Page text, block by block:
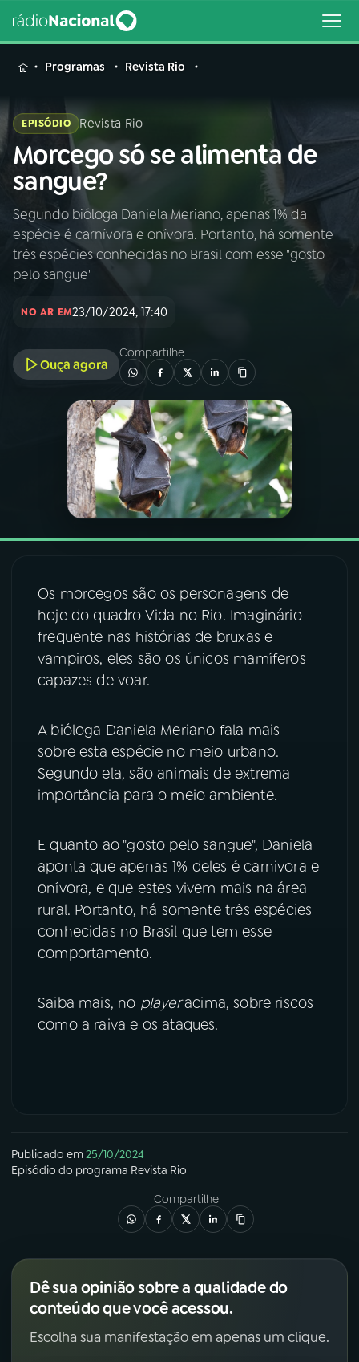
MENU
Buscar
na
Rádio
Nacional
AO VIVO
PROGRAMAÇÃO
PROGRAMAS
PODCASTS
07ÚLTIMAS
08 FESTIVAL DE MÚSICA
YouTube Facebook
Instagram X
Programas Revista Rio
EPISÓDIO Revista Rio
Morcego só se alimenta de
sangue?
Segundo bióloga Daniela Meriano, apenas 1% da
espécie é carnívora e onívora. Portanto, há somente
três espécies conhecidas no Brasil com esse "gosto
pelo sangue"
NO AR EM23/10/2024, 17:40
Ouça agora
Compartilhe
Os morcegos são os personagens de
hoje do quadro Vida no Rio. Imaginário
frequente nas histórias de bruxas e
vampiros, eles são os únicos mamíferos
capazes de voar.
A bióloga Daniela Meriano fala mais
sobre esta espécie no meio urbano.
Segundo ela, são animais de extrema
importância para o meio ambiente.
E quanto ao "gosto pelo sangue", Daniela
aponta que apenas 1% deles é carnivora e
onívora, e que estes vivem mais na área
rural. Portanto, há somente três espécies
conhecidas no Brasil que tem esse
comportamento.
Saiba mais, no playeracima, sobre riscos
como a raiva e os ataques.
Publicado em25/10/2024
Episódio do programa Revista Rio
Compartilhe
Dê sua opinião sobre a qualidade do
conteúdo que você acessou.
Escolha sua manifestação em apenas um clique.